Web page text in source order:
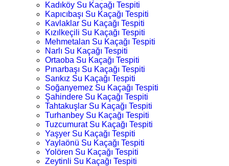
Kadıköy Su Kaçağı Tespiti
Kapıcıbaşı Su Kaçağı Tespiti
Kavlaklar Su Kaçağı Tespiti
Kızılkeçili Su Kaçağı Tespiti
Mehmetalan Su Kaçağı Tespiti
Narlı Su Kaçağı Tespiti
Ortaoba Su Kaçağı Tespiti
Pınarbaşı Su Kaçağı Tespiti
Sarıkız Su Kaçağı Tespiti
Soğanyemez Su Kaçağı Tespiti
Şahindere Su Kaçağı Tespiti
Tahtakuşlar Su Kaçağı Tespiti
Turhanbey Su Kaçağı Tespiti
Tuzcumurat Su Kaçağı Tespiti
Yaşyer Su Kaçağı Tespiti
Yaylaönü Su Kaçağı Tespiti
Yolören Su Kaçağı Tespiti
Zeytinli Su Kaçağı Tespiti